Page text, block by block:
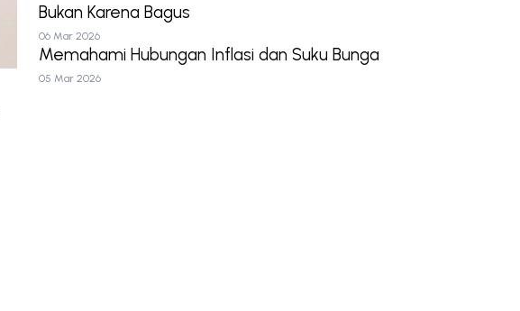
Bukan Karena Bagus
06 Mar 2026
Memahami Hubungan Inflasi dan Suku Bunga
05 Mar 2026